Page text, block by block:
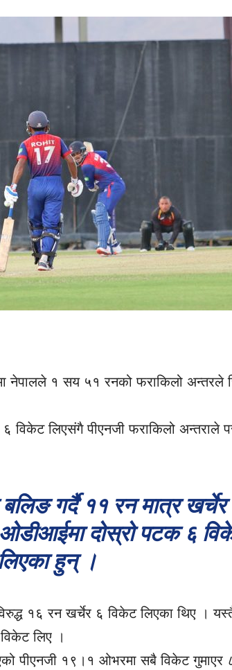
नेपालले १ सय ५१ रनको फराकिलो अन्तरले
विकेट लिएसंगै पीएनजी फराकिलो अन्तराले
गर्दै ११ रन मात्र
दोस्रो पटक ६
हुन् ।
१६ रन खर्चेर ६ विकेट लिएका थिए ।
लिए ।
पीएनजी १९।१ ओभरमा सबै विकेट गुमाएर